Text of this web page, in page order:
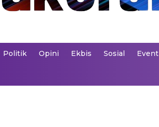
Politik Opini Ekbis Sosial Event